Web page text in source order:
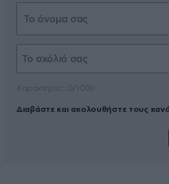
Διαβάστε και ακολουθήστε τους